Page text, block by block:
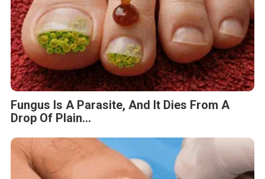
Fungus Is A Parasite, And It Dies From A
Drop Of Plain...